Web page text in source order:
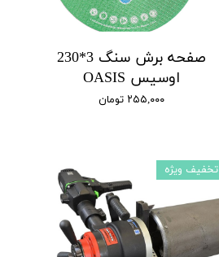
صفحه برش سنگ 3*230
اوسیس OASIS
۲۵۵,۰۰۰ تومان
تخفیف ویژه